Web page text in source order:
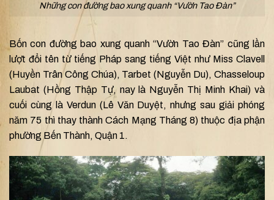
Những con đường bao xung quanh “Vườn Tao Đàn”
Bốn con đường bao xung quanh “Vườn Tao Đàn” cũng lần
lượt đổi tên từ tiếng Pháp sang tiếng Việt như Miss Clavell
(Huyền Trân Công Chúa), Tarbet (Nguyễn Du), Chasseloup
Laubat (Hồng Thập Tự, nay là Nguyễn Thị Minh Khai) và
cuối cùng là Verdun (Lê Văn Duyệt, nhưng sau giải phóng
năm 75 thì thay thành Cách Mạng Tháng 8) thuộc địa phận
phường Bến Thành, Quận 1.